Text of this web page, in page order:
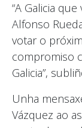
“A Galicia
Alfonso
votar o
compromiso
Galicia”,
Unha
Vázquez ao